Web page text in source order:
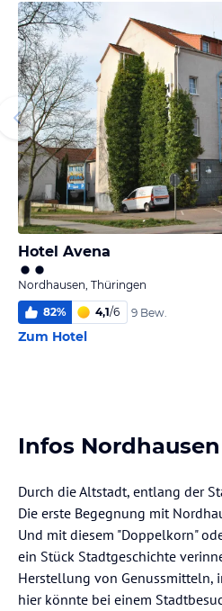
Hotel Avena
Nordhausen, Thüringen
82% 4,1/6 9 Bew.
Zum Hotel
Infos Nordhausen
Durch die Altstadt, entlang der
Die erste Begegnung mit
Und mit diesem "Doppelkorn"
ein Stück Stadtgeschichte
Herstellung von Genussmitteln,
hier könnte bei einem